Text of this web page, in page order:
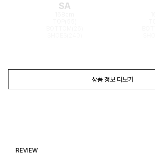
SA
상품 정보 더보기
REVIEW